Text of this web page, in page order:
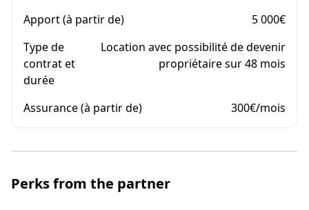
Apport (à partir de)
5 000€
Type de
contrat et
durée
Location avec possibilité de devenir
propriétaire sur 48 mois
Assurance (à partir de) 300€/mois
Perks from the partner